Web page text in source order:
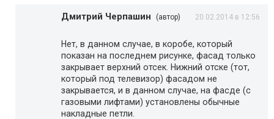
Дмитрий Черпашин (автор) 20.02.2014 в 12:56
Нет, в данном случае, в коробе, который
показан на последнем рисунке, фасад только
закрывает верхний отсек. Нижний отске (тот,
который под телевизор) фасадом не
закрывается, и в данном случае, на фасде (с
газовыми лифтами) установлены обычные
накладные петли.